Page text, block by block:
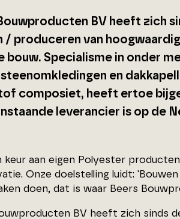
BV heeft zich
/ produceren van
bouw. Specialisme in onder
en
composiet, heeft ertoe
leverancier is op de
keur aan eigen Polyester
Onze doelstelling luidt:
doen, dat is waar Beers
BV heeft zich sinds